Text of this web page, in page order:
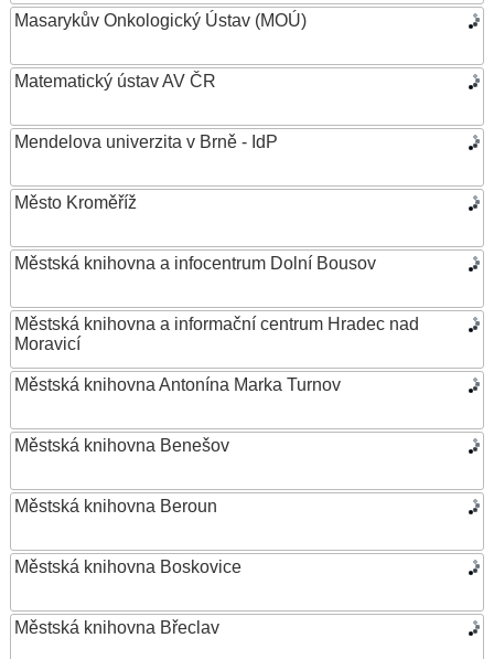
Masarykův Onkologický Ústav (MOÚ)
Matematický ústav AV ČR
Mendelova univerzita v Brně - IdP
Město Kroměříž
Městská knihovna a infocentrum Dolní Bousov
Městská knihovna a informační centrum Hradec nad
Moravicí
Městská knihovna Antonína Marka Turnov
Městská knihovna Benešov
Městská knihovna Beroun
Městská knihovna Boskovice
Městská knihovna Břeclav